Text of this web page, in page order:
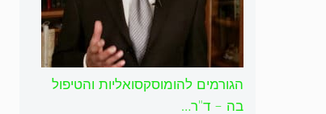
הגורמים להומוסקסואליות והטיפול
בה – ד"ר…